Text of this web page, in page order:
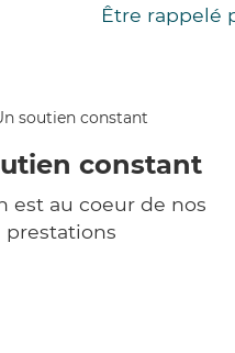
Être rappelé
constant
est au coeur de nos
prestations